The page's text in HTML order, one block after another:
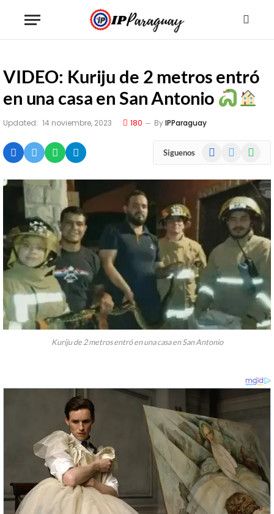
VIDEO: Kuriju de 2 metros entró
en una casa en San Antonio
Updated: 14 noviembre, 2023 180 ByIPParaguay
Siguenos Facebook
Kuriju de 2 metros entró en una casa en San Antonio